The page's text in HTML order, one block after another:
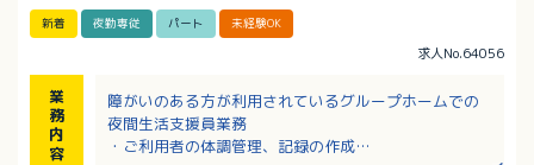
新着 夜勤専従 パート 未経験OK
求人No.64056
業
務
内
容
障がいのある方が利用されているグループホームでの
夜間生活支援員業務
・ご利用者の体調管理、記録の作成